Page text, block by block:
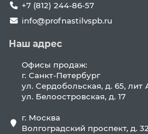
+7 (812) 244-86-57
info@profnastilvspb.ru
Наш адрес
Офисы продаж:
г. Санкт-Петербург
ул. Сердобольская, д. 65, лит
ул. Белоостровская, д. 17
г. Москва
Волгоградский проспект, д.